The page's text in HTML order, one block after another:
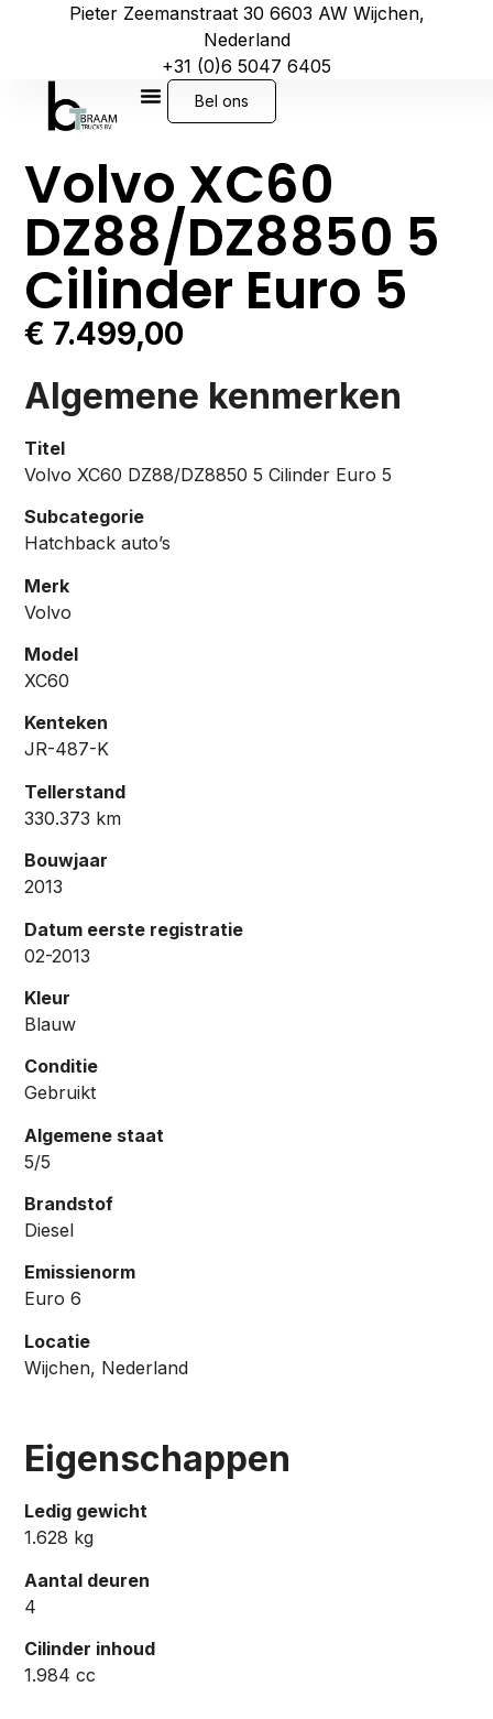
Pieter Zeemanstraat 30 6603 AW Wijchen,
Nederland
+31 (0)6 5047 6405
Bel ons
Volvo XC60
DZ88/DZ8850 5
Cilinder Euro 5
€ 7.499,00
Algemene kenmerken
Titel
Volvo XC60 DZ88/DZ8850 5 Cilinder Euro 5
Subcategorie
Hatchback auto’s
Merk
Volvo
Model
XC60
Kenteken
JR-487-K
Tellerstand
330.373 km
Bouwjaar
2013
Datum eerste registratie
02-2013
Kleur
Blauw
Conditie
Gebruikt
Algemene staat
5/5
Brandstof
Diesel
Emissienorm
Euro 6
Locatie
Wijchen, Nederland
Eigenschappen
Ledig gewicht
1.628 kg
Aantal deuren
4
Cilinder inhoud
1.984 cc